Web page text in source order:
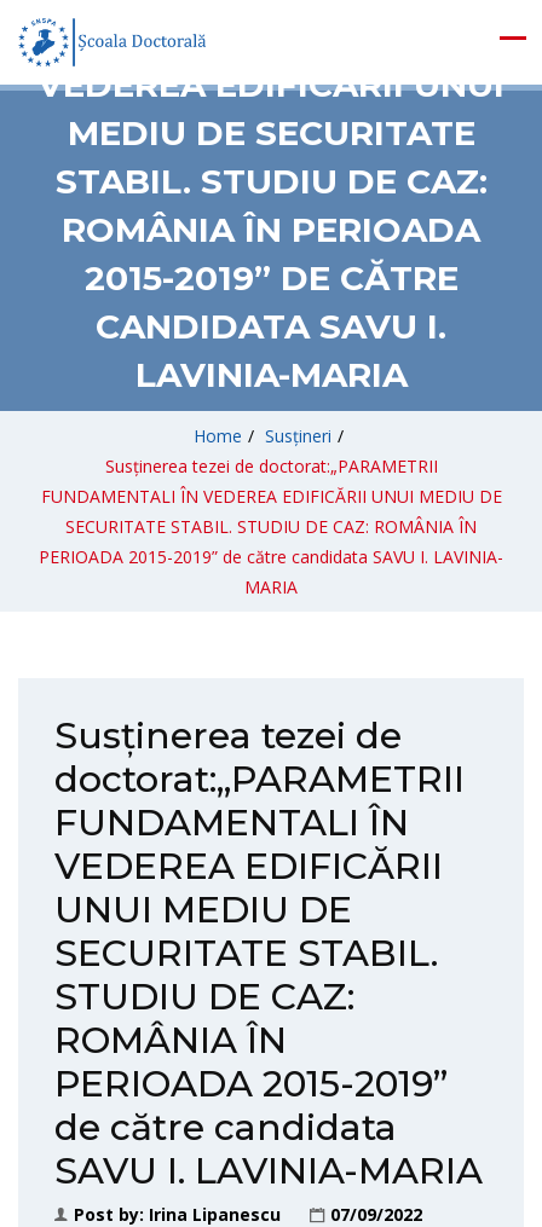
FUNDAMENTALI ÎN
VEDEREA EDIFICĂRII UNUI
MEDIU DE SECURITATE
STABIL. STUDIU DE CAZ:
ROMÂNIA ÎN PERIOADA
2015-2019” DE CĂTRE
CANDIDATA SAVU I.
LAVINIA-MARIA
Home / Susțineri /
Susținerea tezei de doctorat:„PARAMETRII
FUNDAMENTALI ÎN VEDEREA EDIFICĂRII UNUI MEDIU DE
SECURITATE STABIL. STUDIU DE CAZ: ROMÂNIA ÎN
PERIOADA 2015-2019” de către candidata SAVU I. LAVINIA-
MARIA
Susținerea tezei de
doctorat:„PARAMETRII
FUNDAMENTALI ÎN
VEDEREA EDIFICĂRII
UNUI MEDIU DE
SECURITATE STABIL.
STUDIU DE CAZ:
ROMÂNIA ÎN
PERIOADA 2015-2019”
de către candidata
SAVU I. LAVINIA-MARIA
Post by: Irina Lipanescu
07/09/2022